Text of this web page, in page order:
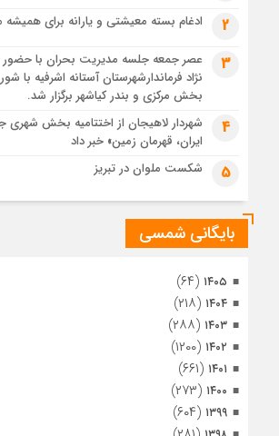
رئوف
تصاویر هوایی مراسم تشییع پیکر مطهر آقای
مراسم تشییع پیکر مطهر آقای شهید ایران –
تصاویری از تراکم جمعیت حاضر در میدان
اشرف
2 ادغام بسته معیشتی و یارانه برای
3
عصر جمعه جلسه مدیریت بحران با
نژاد فرماندارشهرستان آستانه اشرفیه با
بخش مرکزی و بندر کیاشهر برگزار شد.
4
شهردار لاهیجان از اختتامیه بخش شهری
ایران، قهرمان زمین» خبر داد
5 شکست ملوان در تبریز
بایگانی شمسی
۱۴۰۵ (۶۴)
۱۴۰۴ (۲۱۸)
۱۴۰۳ (۲۸۸)
۱۴۰۲ (۱۲۰۰)
۱۴۰۱ (۶۶۱)
۱۴۰۰ (۲۷۳)
۱۳۹۹ (۶۰۴)